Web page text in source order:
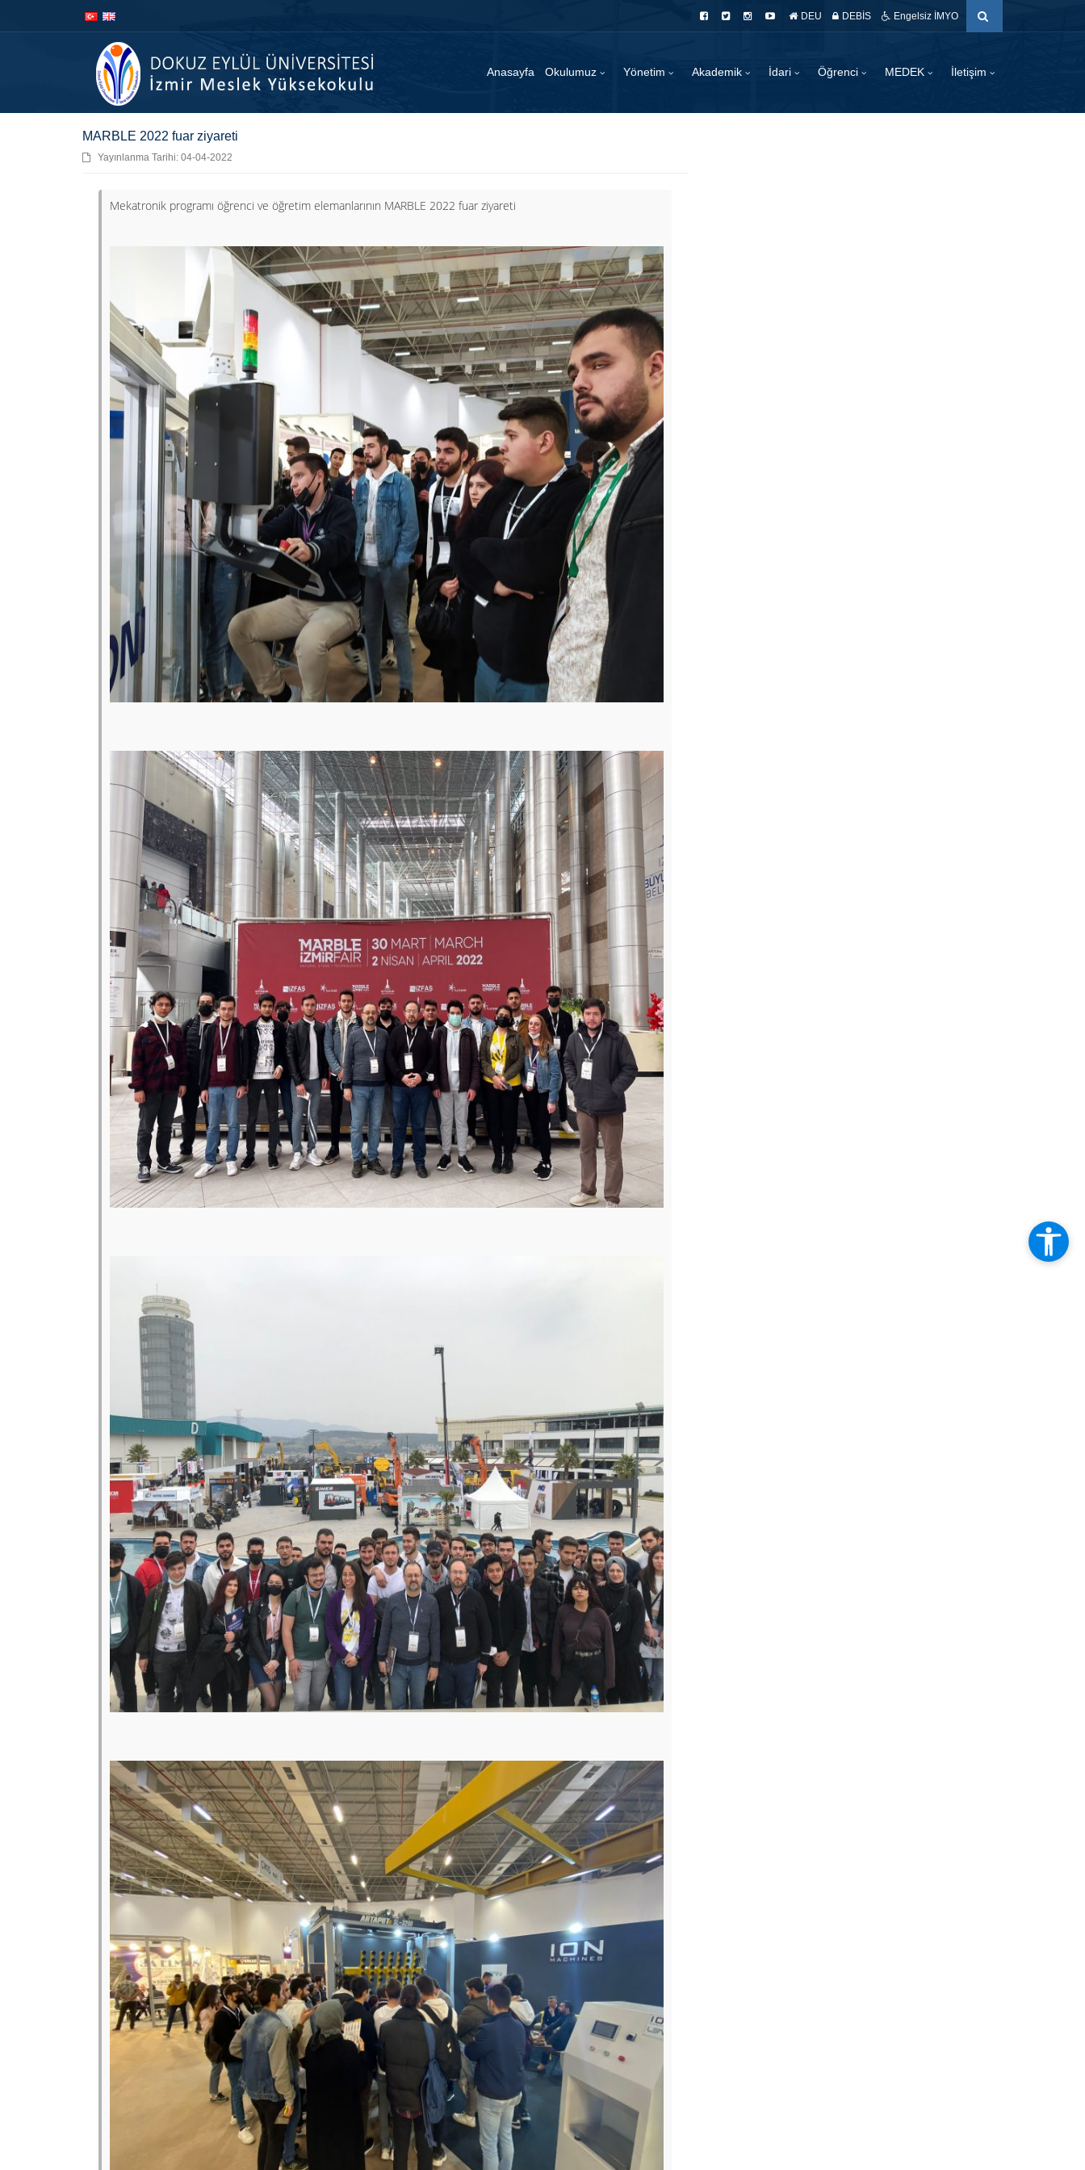
DEU DEBİS Engelsiz İMYO
Anasayfa Okulumuz Yönetim Akademik İdari Öğrenci MEDEK İletişim
MARBLE 2022 fuar ziyareti
Yayınlanma Tarihi: 04-04-2022
Mekatronik programı öğrenci ve öğretim elemanlarının MARBLE 2022 fuar ziyareti